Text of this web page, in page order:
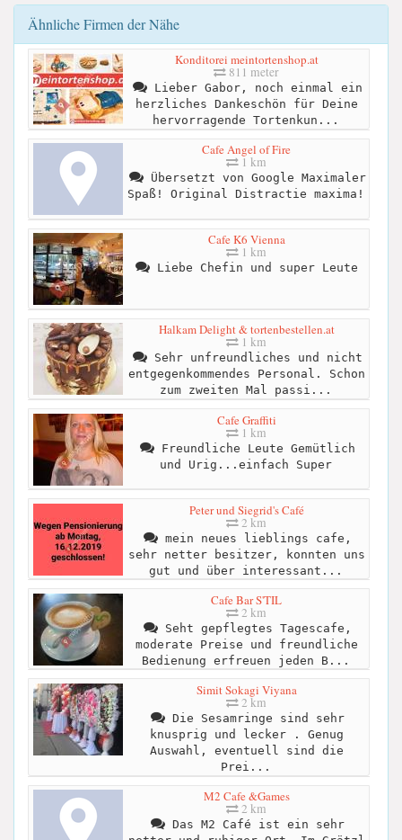
Ähnliche Firmen der Nähe
Konditorei meintortenshop.at
811 meter
Lieber Gabor, noch einmal ein
herzliches Dankeschön für Deine
hervorragende Tortenkun...
Cafe Angel of Fire
1 km
Übersetzt von Google Maximaler
Spaß! Original Distractie maxima!
Cafe K6 Vienna
1 km
Liebe Chefin und super Leute
Halkam Delight & tortenbestellen.at
1 km
Sehr unfreundliches und nicht
entgegenkommendes Personal. Schon
zum zweiten Mal passi...
Cafe Graffiti
1 km
Freundliche Leute Gemütlich
und Urig...einfach Super
Peter und Siegrid's Café
2 km
mein neues lieblings cafe,
sehr netter besitzer, konnten uns
gut und über interessant...
Cafe Bar S'TIL
2 km
Seht gepflegtes Tagescafe,
moderate Preise und freundliche
Bedienung erfreuen jeden B...
Simit Sokagi Viyana
2 km
Die Sesamringe sind sehr
knusprig und lecker . Genug
Auswahl, eventuell sind die
Prei...
M2 Cafe &Games
2 km
Das M2 Café ist ein sehr